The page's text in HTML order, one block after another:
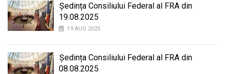
Ședința Consiliului Federal al FRA din
19.08.2025
19 AUG 2025
Ședința Consiliului Federal al FRA din
08.08.2025